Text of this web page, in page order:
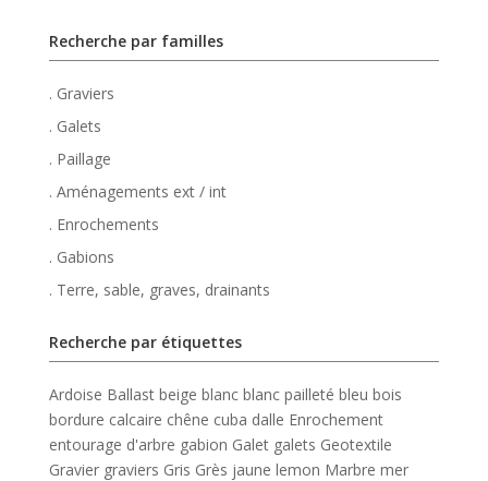
Recherche par familles
. Graviers
. Galets
. Paillage
. Aménagements ext / int
. Enrochements
. Gabions
. Terre, sable, graves, drainants
Recherche par étiquettes
Ardoise Ballast beige blanc blanc pailleté bleu bois
bordure calcaire chêne cuba dalle Enrochement
entourage d'arbre gabion Galet galets Geotextile
Gravier graviers Gris Grès jaune lemon Marbre mer